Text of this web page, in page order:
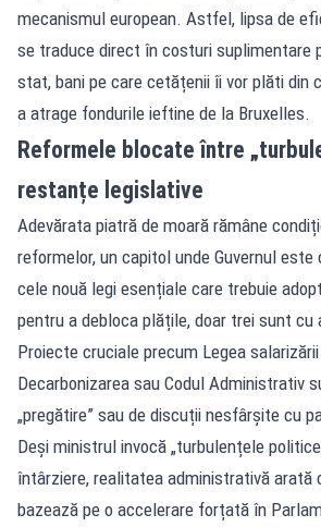
mecanismul european. Astfel, lipsa de
se traduce direct în costuri suplimentare
stat, bani pe care cetățenii îi vor plăti din
a atrage fondurile ieftine de la Bruxelles.
Reformele blocate între
restanțe legislative
Adevărata piatră de moară rămâne
reformelor, un capitol unde Guvernul este
cele nouă legi esențiale care trebuie
pentru a debloca plățile, doar trei sunt
Proiecte cruciale precum Legea
Decarbonizarea sau Codul Administrativ
„pregătire” sau de discuții nesfârșite cu
Deși ministrul invocă „turbulențele
întârziere, realitatea administrativă arată
bazează pe o accelerare forțată în